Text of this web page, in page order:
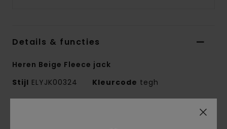
Details & functies
Heren Beige Fleece jack
Stijl ELYJK00324 Kleurcode tegh